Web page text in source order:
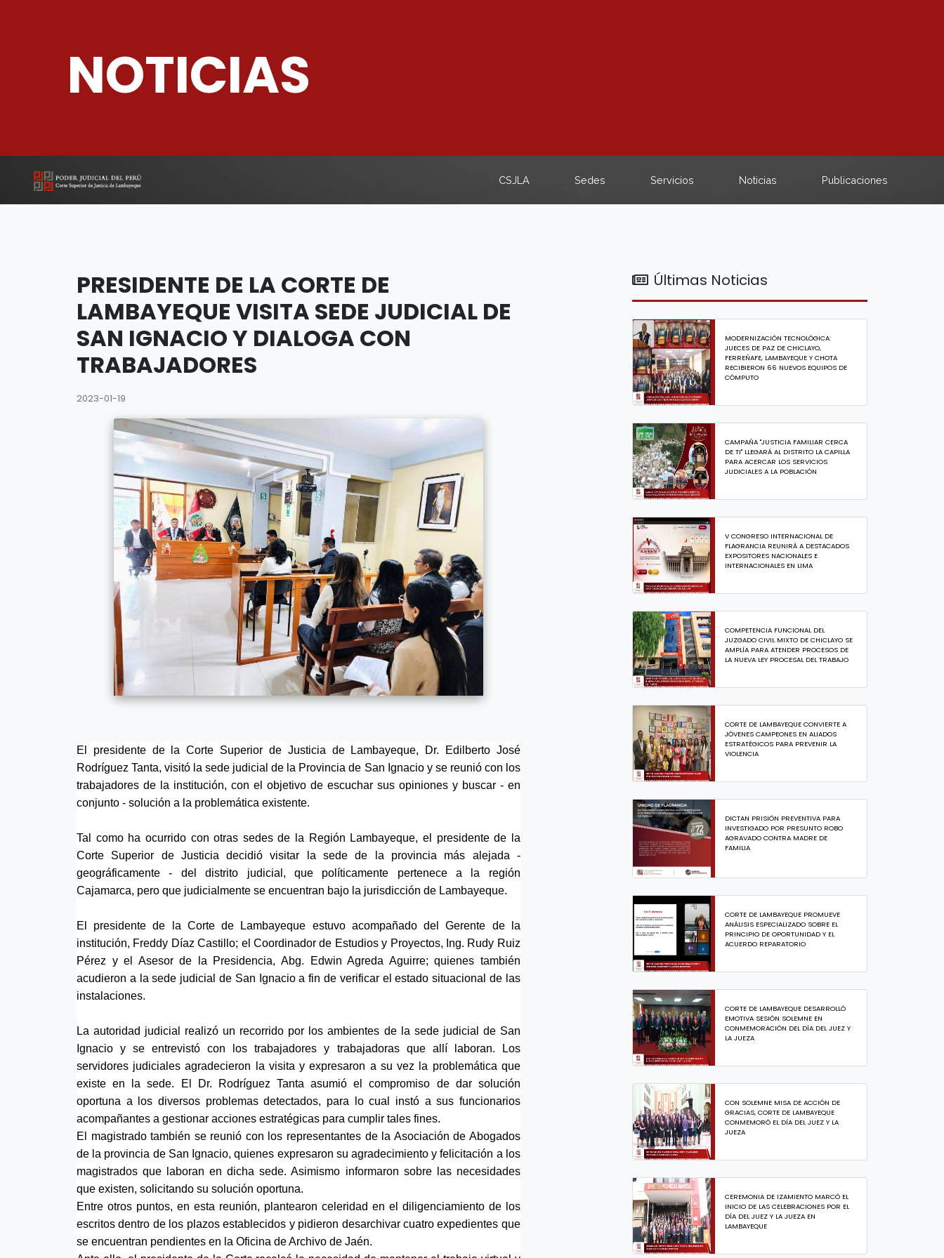
NOTICIAS
CSJLA Sedes Servicios Noticias Publicaciones
PRESIDENTE DE LA CORTE DE
LAMBAYEQUE VISITA SEDE JUDICIAL DE
SAN IGNACIO Y DIALOGA CON
TRABAJADORES
2023-01-19
El presidente de la Corte Superior de Justicia de Lambayeque, Dr. Edilberto José
Rodríguez Tanta, visitó la sede judicial de la Provincia de San Ignacio y se reunió con los
trabajadores de la institución, con el objetivo de escuchar sus opiniones y buscar - en
conjunto - solución a la problemática existente.
Tal como ha ocurrido con otras sedes de la Región Lambayeque, el presidente de la
Corte Superior de Justicia decidió visitar la sede de la provincia más alejada -
geográficamente - del distrito judicial, que políticamente pertenece a la región
Cajamarca, pero que judicialmente se encuentran bajo la jurisdicción de Lambayeque.
El presidente de la Corte de Lambayeque estuvo acompañado del Gerente de la
institución, Freddy Díaz Castillo; el Coordinador de Estudios y Proyectos, Ing. Rudy Ruiz
Pérez y el Asesor de la Presidencia, Abg. Edwin Agreda Aguirre; quienes también
acudieron a la sede judicial de San Ignacio a fin de verificar el estado situacional de las
instalaciones.
La autoridad judicial realizó un recorrido por los ambientes de la sede judicial de San
Ignacio y se entrevistó con los trabajadores y trabajadoras que allí laboran. Los
servidores judiciales agradecieron la visita y expresaron a su vez la problemática que
existe en la sede. El Dr. Rodríguez Tanta asumió el compromiso de dar solución
oportuna a los diversos problemas detectados, para lo cual instó a sus funcionarios
acompañantes a gestionar acciones estratégicas para cumplir tales fines.
El magistrado también se reunió con los representantes de la Asociación de Abogados
de la provincia de San Ignacio, quienes expresaron su agradecimiento y felicitación a los
magistrados que laboran en dicha sede. Asimismo informaron sobre las necesidades
que existen, solicitando su solución oportuna.
Entre otros puntos, en esta reunión, plantearon celeridad en el diligenciamiento de los
escritos dentro de los plazos establecidos y pidieron desarchivar cuatro expedientes que
se encuentran pendientes en la Oficina de Archivo de Jaén.
Últimas Noticias
MODERNIZACIÓN TECNOLÓGICA:
JUECES DE PAZ DE CHICLAYO,
FERREÑAFE, LAMBAYEQUE Y CHOTA
RECIBIERON 66 NUEVOS EQUIPOS DE
CÓMPUTO
CAMPAÑA "JUSTICIA FAMILIAR CERCA
DE TI" LLEGARÁ AL DISTRITO LA CAPILLA
PARA ACERCAR LOS SERVICIOS
JUDICIALES A LA POBLACIÓN
V CONGRESO INTERNACIONAL DE
FLAGRANCIA REUNIRÁ A DESTACADOS
EXPOSITORES NACIONALES E
INTERNACIONALES EN LIMA
COMPETENCIA FUNCIONAL DEL
JUZGADO CIVIL MIXTO DE CHICLAYO SE
AMPLÍA PARA ATENDER PROCESOS DE
LA NUEVA LEY PROCESAL DEL TRABAJO
CORTE DE LAMBAYEQUE CONVIERTE A
JÓVENES CAMPEONES EN ALIADOS
ESTRATÉGICOS PARA PREVENIR LA
VIOLENCIA
DICTAN PRISIÓN PREVENTIVA PARA
INVESTIGADO POR PRESUNTO ROBO
AGRAVADO CONTRA MADRE DE
FAMILIA
CORTE DE LAMBAYEQUE PROMUEVE
ANÁLISIS ESPECIALIZADO SOBRE EL
PRINCIPIO DE OPORTUNIDAD Y EL
ACUERDO REPARATORIO
CORTE DE LAMBAYEQUE DESARROLLÓ
EMOTIVA SESIÓN SOLEMNE EN
CONMEMORACIÓN DEL DÍA DEL JUEZ Y
LA JUEZA
CON SOLEMNE MISA DE ACCIÓN DE
GRACIAS, CORTE DE LAMBAYEQUE
CONMEMORÓ EL DÍA DEL JUEZ Y LA
JUEZA
CEREMONIA DE IZAMIENTO MARCÓ EL
INICIO DE LAS CELEBRACIONES POR EL
DÍA DEL JUEZ Y LA JUEZA EN
LAMBAYEQUE